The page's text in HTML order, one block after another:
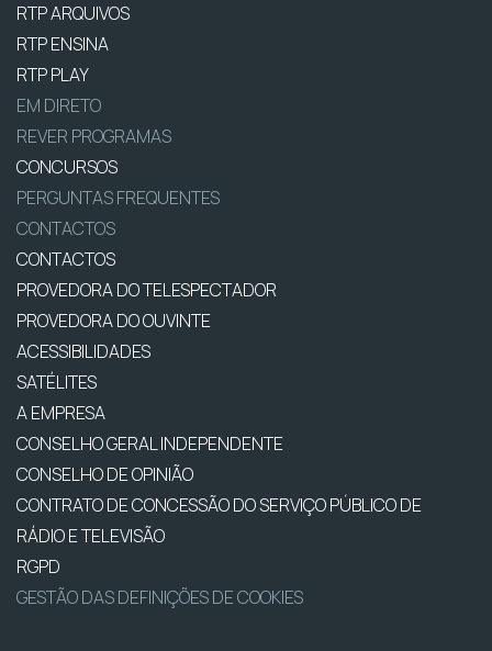
RTP ARQUIVOS
RTP ENSINA
RTP PLAY
EM DIRETO
REVER PROGRAMAS
CONCURSOS
PERGUNTAS FREQUENTES
CONTACTOS
CONTACTOS
PROVEDORA DO TELESPECTADOR
PROVEDORA DO OUVINTE
ACESSIBILIDADES
SATÉLITES
A EMPRESA
CONSELHO GERAL INDEPENDENTE
CONSELHO DE OPINIÃO
CONTRATO DE CONCESSÃO DO SERVIÇO PÚBLICO DE
RÁDIO E TELEVISÃO
RGPD
GESTÃO DAS DEFINIÇÕES DE COOKIES